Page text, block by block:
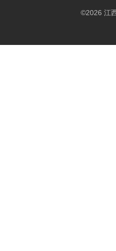
©2026 江